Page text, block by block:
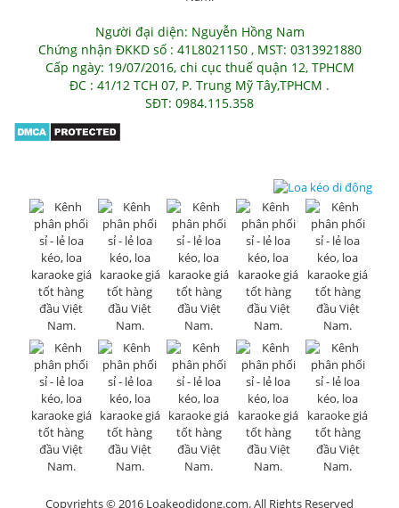
Người đại diện: Nguyễn Hồng Nam
Chứng nhận ĐKKD số : 41L8021150 , MST: 0313921880
Cấp ngày: 19/07/2016, chi cục thuế quận 12, TPHCM
ĐC : 41/12 TCH 07, P. Trung Mỹ Tây,TPHCM .
SĐT: 0984.115.358
Copyrights © 2016 Loakeodidong.com. All Rights Reserved